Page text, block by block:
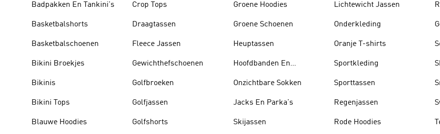
Badpakken En Tankini's
Basketbalshorts
Basketbalschoenen
Bikini Broekjes
Bikinis
Bikini Tops
Blauwe Hoodies
Crop Tops
Draagtassen
Fleece Jassen
Gewichthefschoenen
Golfbroeken
Golfjassen
Golfshorts
Groene Hoodies
Groene Schoenen
Heuptassen
Hoofdbanden En
Onzichtbare Sokken
Jacks En Parka's
Skijassen
Lichtewicht Jassen
Onderkleding
Oranje T-shirts
Sportkleding
Sporttassen
Regenjassen
Rode Hoodies